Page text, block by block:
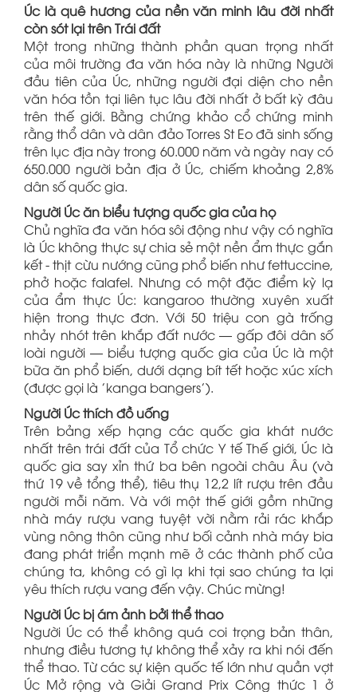
Úc là quê hương của nền văn minh lâu đời nhất
còn sót lại trên Trái đất
Một trong những thành phần quan trọng nhất
của môi trường đa văn hóa này là những Người
đầu tiên của Úc, những người đại diện cho nền
văn hóa tồn tại liên tục lâu đời nhất ở bất kỳ đâu
trên thế giới. Bằng chứng khảo cổ chứng minh
rằng thổ dân và dân đảo Torres St Eo đã sinh sống
trên lục địa này trong 60.000 năm và ngày nay có
650.000 người bản địa ở Úc, chiếm khoảng 2,8%
dân số quốc gia.
Người Úc ăn biểu tượng quốc gia của họ
Chủ nghĩa đa văn hóa sôi động như vậy có nghĩa
là Úc không thực sự chia sẻ một nền ẩm thực gắn
kết - thịt cừu nướng cũng phổ biến như fettuccine,
phở hoặc falafel. Nhưng có một đặc điểm kỳ lạ
của ẩm thực Úc: kangaroo thường xuyên xuất
hiện trong thực đơn. Với 50 triệu con gà trống
nhảy nhót trên khắp đất nước — gấp đôi dân số
loài người — biểu tượng quốc gia của Úc là một
bữa ăn phổ biến, dưới dạng bít tết hoặc xúc xích
(được gọi là 'kanga bangers').
Người Úc thích đồ uống
Trên bảng xếp hạng các quốc gia khát nước
nhất trên trái đất của Tổ chức Y tế Thế giới, Úc là
quốc gia say xỉn thứ ba bên ngoài châu Âu (và
thứ 19 về tổng thể), tiêu thụ 12,2 lít rượu trên đầu
người mỗi năm. Và với một thế giới gồm những
nhà máy rượu vang tuyệt vời nằm rải rác khắp
vùng nông thôn cũng như bối cảnh nhà máy bia
đang phát triển mạnh mẽ ở các thành phố của
chúng ta, không có gì lạ khi tại sao chúng ta lại
yêu thích rượu vang đến vậy. Chúc mừng!
Người Úc bị ám ảnh bởi thể thao
Người Úc có thể không quá coi trọng bản thân,
nhưng điều tương tự không thể xảy ra khi nói đến
thể thao. Từ các sự kiện quốc tế lớn như quần vợt
Úc Mở rộng và Giải Grand Prix Công thức 1 ở